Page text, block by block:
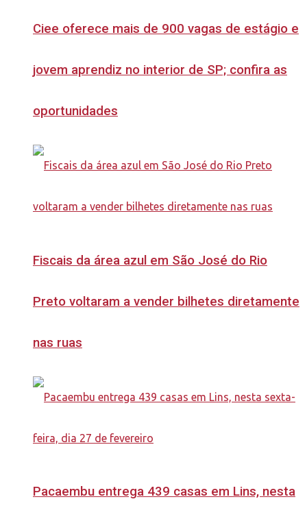
Ciee oferece mais de 900 vagas de estágio e
jovem aprendiz no interior de SP; confira as
oportunidades
Fiscais da área azul em São José do Rio
Preto voltaram a vender bilhetes diretamente
nas ruas
Pacaembu entrega 439 casas em Lins, nesta